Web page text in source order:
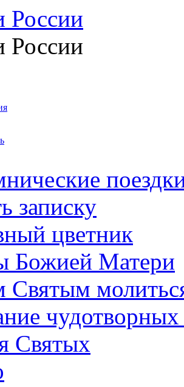
России
России
записку
цветник
Божией Матери
Святым
Святых